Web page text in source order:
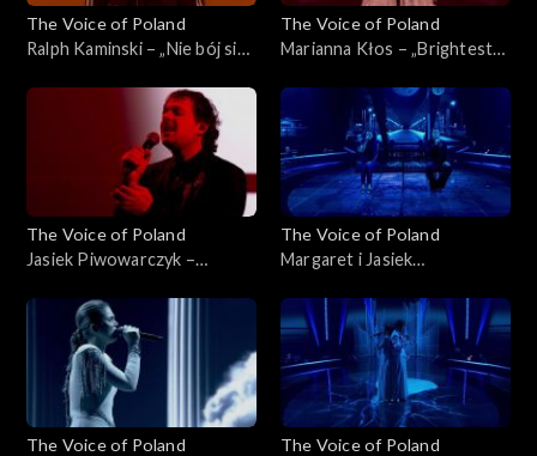
The Voice of Poland
Ralph Kaminski – „Nie bój się
Poland”, Finał, 29 listopada
The Voice of Poland
Marianna Kłos – „Brightest
Finał, 29 listopada 2025
The Voice of Poland
Jasiek Piwowarczyk –
Voice of Poland”, Finał, 29
listopada 2025
The Voice of Poland
Margaret i Jasiek
„The Voice of Poland”, Finał,
29 listopada 2025
The Voice of Poland
The Voice of Poland